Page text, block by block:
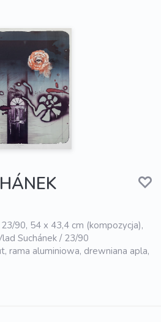
90, 54 x 43,4 cm (kompozycja),
Suchánek / 23/90
rama aluminiowa, drewniana apla,